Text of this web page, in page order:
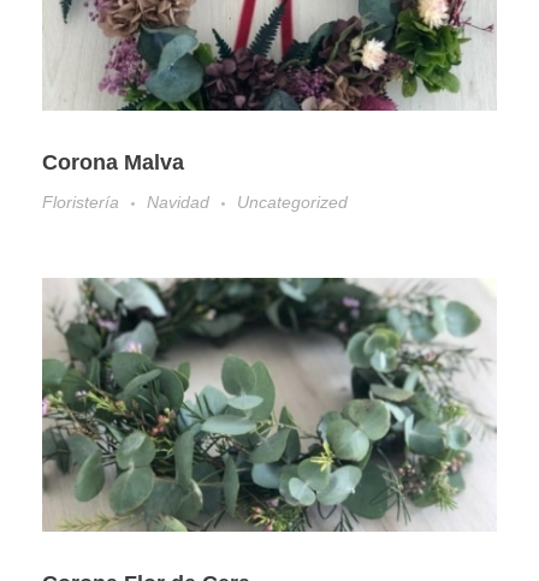
Corona Malva
Floristería Navidad Uncategorized